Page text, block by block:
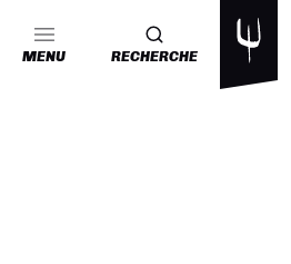
MENU RECHERCHE